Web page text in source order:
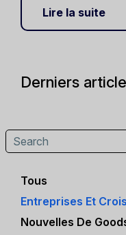
Lire la suite
Derniers
Tous
Entreprises Et
Nouvelles De